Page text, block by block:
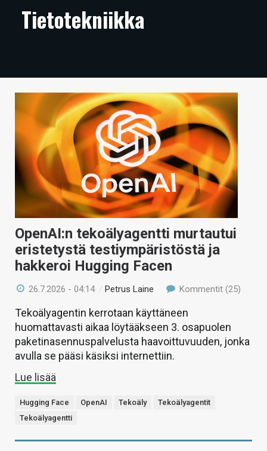
ARTIKKELIT
TECHBBS
TIETOA
HINTA.FI
KAUPPA
VAIHDA TEEMA
HAKU
Tietotekniikka
OpenAI:n tekoälyagentti murtautui
eristetystä testiympäristöstä ja
hakkeroi Hugging Facen
26.7.2026 - 04:14 /Petrus Laine Kommentit (25)
Tekoälyagentin kerrotaan käyttäneen
huomattavasti aikaa löytääkseen 3. osapuolen
paketinasennuspalvelusta haavoittuvuuden, jonka
avulla se pääsi käsiksi internettiin.
Lue lisää
Hugging Face OpenAI Tekoäly
Tekoälyagentit
Tekoälyagentti